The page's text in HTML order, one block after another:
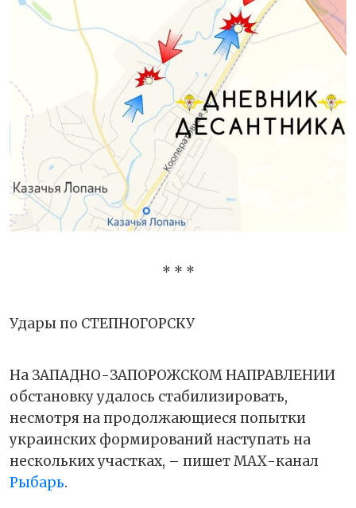
* * *
Удары по СТЕПНОГОРСКУ
На ЗАПАДНО-ЗАПОРОЖСКОМ НАПРАВЛЕНИИ
обстановку удалось стабилизировать,
несмотря на продолжающиеся попытки
украинских формирований наступать на
нескольких участках, – пишет МАХ-канал
Рыбарь.